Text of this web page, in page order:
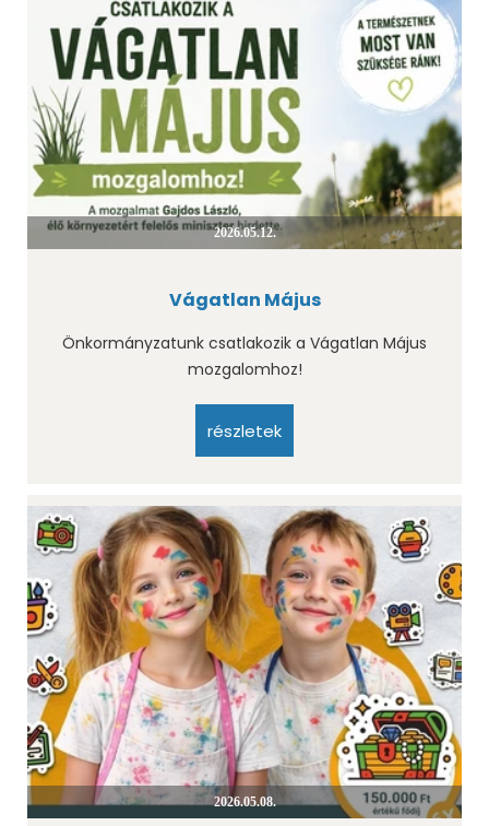
2026.05.12.
Vágatlan Május
Önkormányzatunk csatlakozik a Vágatlan Május
mozgalomhoz!
részletek
2026.05.08.